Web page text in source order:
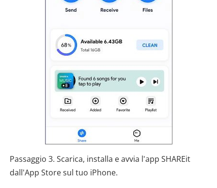
Passaggio 3. Scarica, installa e avvia l'app SHAREit
dall'App Store sul tuo iPhone.